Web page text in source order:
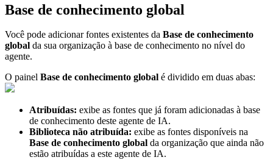
Base de conhecimento global
Você pode adicionar fontes existentes da Base de conhecimento
global da sua organização à base de conhecimento no nível do
agente.
O painel Base de conhecimento global é dividido em duas abas:
Atribuídas: exibe as fontes que já foram adicionadas à base
de conhecimento deste agente de IA.
Biblioteca não atribuída: exibe as fontes disponíveis na
Base de conhecimento global da organização que ainda não
estão atribuídas a este agente de IA.